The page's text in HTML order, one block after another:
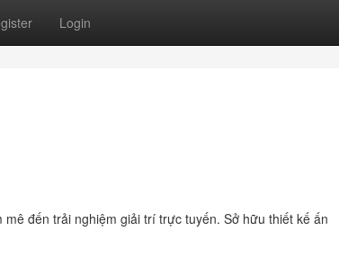
Login
đến trải nghiệm giải trí trực tuyến. Sở hữu thiết kế ấn